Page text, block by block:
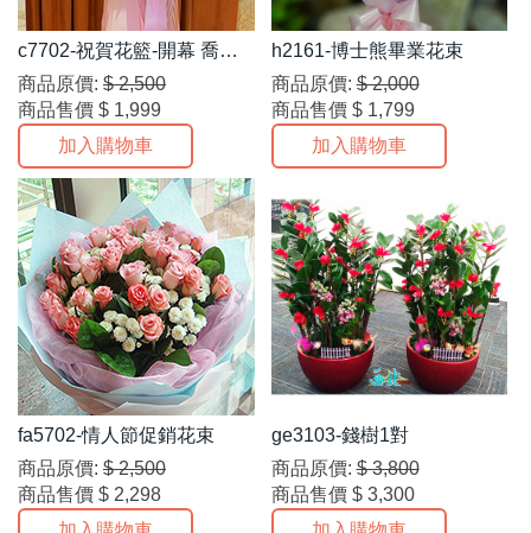
c7702-祝賀花籃-開幕 喬遷
演出表演...
商品原價: $ 2,500
商品售價 $ 1,999
加入購物車
h2161-博士熊畢業花束
商品原價: $ 2,000
商品售價 $ 1,799
加入購物車
fa5702-情人節促銷花束
商品原價: $ 2,500
商品售價 $ 2,298
ge3103-錢樹1對
商品原價: $ 3,800
商品售價 $ 3,300